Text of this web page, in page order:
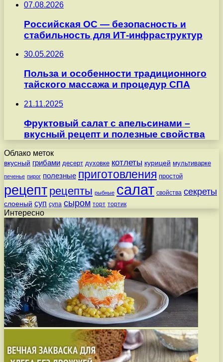
07.08.2026
Российская ОС — безопасность и
стабильность для ИТ-инфраструктур
30.05.2026
Польза и особенности традиционного
тайского массажа и процедур СПА
21.11.2025
Фруктовый салат с апельсинами –
вкусный рецепт и полезные свойства
Облако меток
вкусный грибами десерт духовке котлеты курицей мультиварке
печенье пирог полезные приготовления простой
рецепт рецепты рыбные салат свойства секреты
слоеный суп супа сыром торт тортик
Интересно